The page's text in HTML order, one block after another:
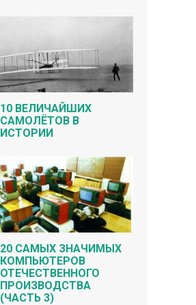
10 ВЕЛИЧАЙШИХ
САМОЛЁТОВ В
ИСТОРИИ
20 САМЫХ ЗНАЧИМЫХ
КОМПЬЮТЕРОВ
ОТЕЧЕСТВЕННОГО
ПРОИЗВОДСТВА
(ЧАСТЬ 3)